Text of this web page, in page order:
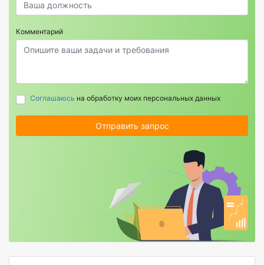
Комментарий
Соглашаюсь на обработку моих персональных данных
Отправить запрос